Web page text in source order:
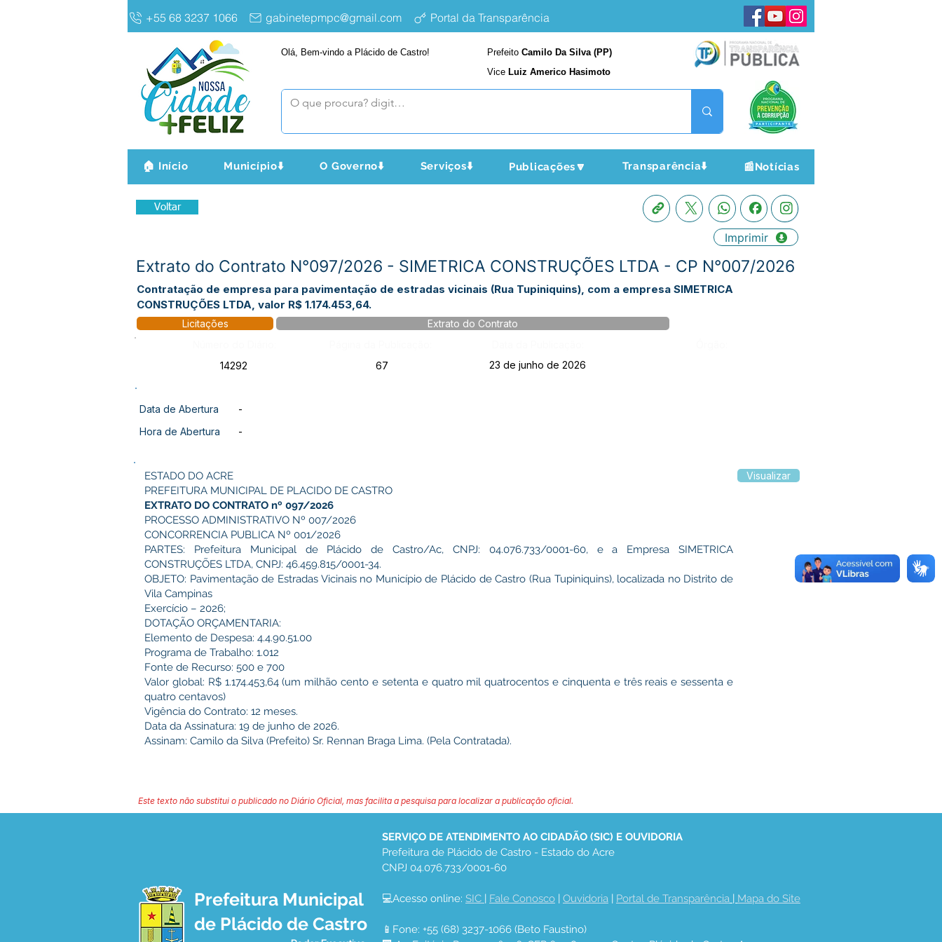
+55 68 3237 1066 gabinetepmpc@gmail.com Portal da Transparência
Olá, Bem-vindo a Plácido de Castro! Prefeito Camilo Da Silva (PP)
Vice Luiz Americo Hasimoto
🏠 Início Município⬇️ O Governo⬇️ Serviços⬇️ Publicações🔽 Transparência⬇️ 📰Notícias
Voltar
Imprimir
Extrato do Contrato N°097/2026 - SIMETRICA CONSTRUÇÕES LTDA - CP N°007/2026
Contratação de empresa para pavimentação de estradas vicinais (Rua Tupiniquins), com a empresa SIMETRICA
CONSTRUÇÕES LTDA, valor R$ 1.174.453,64.
Licitações
Extrato do Contrato
14292
67 23 de junho de 2026
Data de Abertura
-
Hora de Abertura
-
ESTADO DO ACRE
PREFEITURA MUNICIPAL DE PLACIDO DE CASTRO
EXTRATO DO CONTRATO nº 097/2026
PROCESSO ADMINISTRATIVO Nº 007/2026
CONCORRENCIA PUBLICA Nº 001/2026
PARTES: Prefeitura Municipal de Plácido de Castro/Ac, CNPJ: 04.076.733/0001-60, e a Empresa SIMETRICA
CONSTRUÇÕES LTDA, CNPJ: 46.459.815/0001-34.
OBJETO: Pavimentação de Estradas Vicinais no Município de Plácido de Castro (Rua Tupiniquins), localizada no Distrito de
Vila Campinas
Exercício – 2026;
DOTAÇÃO ORÇAMENTARIA:
Elemento de Despesa: 4.4.90.51.00
Programa de Trabalho: 1.012
Fonte de Recurso: 500 e 700
Valor global: R$ 1.174.453,64 (um milhão cento e setenta e quatro mil quatrocentos e cinquenta e três reais e sessenta e
quatro centavos)
Vigência do Contrato: 12 meses.
Data da Assinatura: 19 de junho de 2026.
Assinam: Camilo da Silva (Prefeito) Sr. Rennan Braga Lima. (Pela Contratada).
Visualizar
Este texto não substitui o publicado no Diário Oficial, mas facilita a pesquisa para localizar a publicação oficial.
Prefeitura Municipal
de Plácido de Castro
SERVIÇO DE ATENDIMENTO AO CIDADÃO (SIC) E OUVIDORIA
Prefeitura de Plácido de Castro - Estado do Acre
CNPJ 04.076.733/0001-60
💻Acesso online: SIC | Fale Conosco | Ouvidoria | Portal de Transparência | Mapa do Site
📱Fone: +55 (68) 3237-1066 (Beto Faustino)